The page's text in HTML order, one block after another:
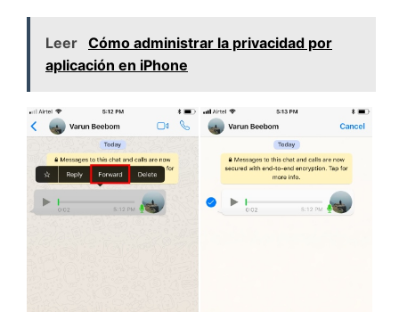
Leer Cómo administrar la privacidad por
aplicación en iPhone